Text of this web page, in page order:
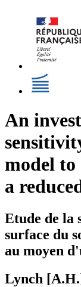
An
model to
a
Etude de la
surface du
au moyen
Lynch